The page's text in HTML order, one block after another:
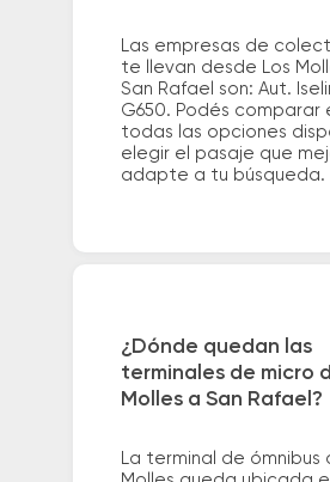
Las empresas de
te llevan desde Los
San Rafael son: Aut.
G650. Podés comparar
todas las opciones
elegir el pasaje que
adapte a tu búsqueda.
¿Dónde quedan las
terminales de micro
Molles a San Rafael?
La terminal de ómnibus